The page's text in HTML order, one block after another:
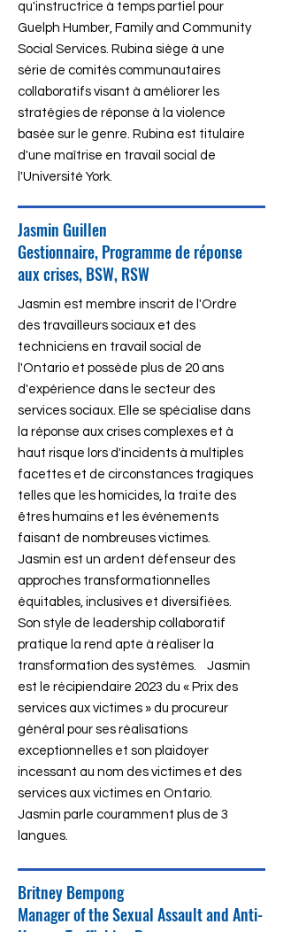
qu'instructrice à temps partiel pour
Guelph Humber, Family and Community
Social Services. Rubina siège à une
série de comités communautaires
collaboratifs visant à améliorer les
stratégies de réponse à la violence
basée sur le genre. Rubina est titulaire
d'une maîtrise en travail social de
l'Université York.
Jasmin Guillen
Gestionnaire, Programme de réponse
aux crises, BSW, RSW
Jasmin est membre inscrit de l'Ordre
des travailleurs sociaux et des
techniciens en travail social de
l'Ontario et possède plus de 20 ans
d'expérience dans le secteur des
services sociaux. Elle se spécialise dans
la réponse aux crises complexes et à
haut risque lors d'incidents à multiples
facettes et de circonstances tragiques
telles que les homicides, la traite des
êtres humains et les événements
faisant de nombreuses victimes.
Jasmin est un ardent défenseur des
approches transformationnelles
équitables, inclusives et diversifiées.
Son style de leadership collaboratif
pratique la rend apte à réaliser la
transformation des systèmes. Jasmin
est le récipiendaire 2023 du « Prix des
services aux victimes » du procureur
général pour ses réalisations
exceptionnelles et son plaidoyer
incessant au nom des victimes et des
services aux victimes en Ontario.
Jasmin parle couramment plus de 3
langues.
Britney Bempong
Manager of the Sexual Assault and Anti-